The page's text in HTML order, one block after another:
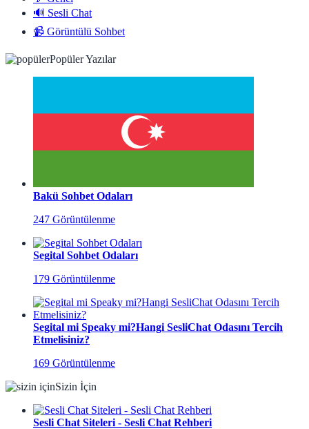
🔊 Sesli Chat
📹 Görüntülü Sohbet
Popüler Yazılar
Bakü Sohbet Odaları
247 Görüntülenme
Segital Sohbet Odaları
179 Görüntülenme
Segital mi Speaky mi?Hangi SesliChat Odasını Tercih
Etmelisiniz?
169 Görüntülenme
Sizin İçin
Sesli Chat Siteleri - Sesli Chat Rehberi